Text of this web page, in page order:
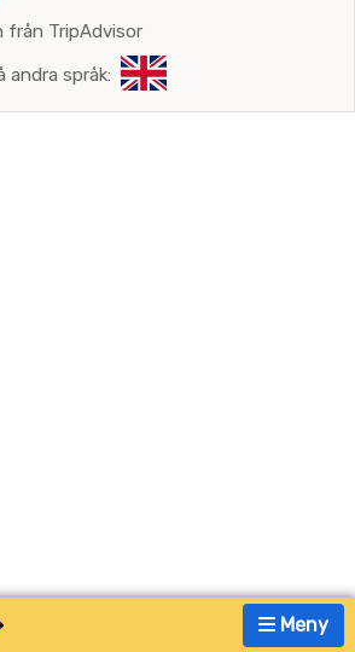
Meny
från TripAdvisor
andra språk: